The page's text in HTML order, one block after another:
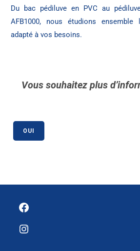
Du bac pédiluve en PVC au
AFB1000, nous étudions
adapté à vos besoins.
Vous souhaitez plus
OUI
Facebook
Instagram